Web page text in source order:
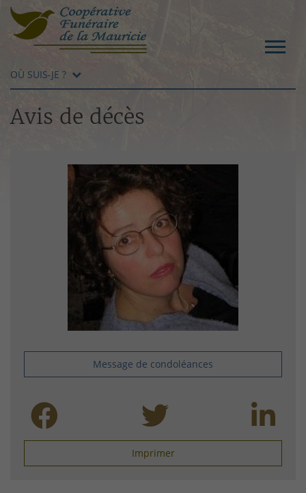
OÙ SUIS-JE ?
Avis de décès
Message de condoléances
Imprimer